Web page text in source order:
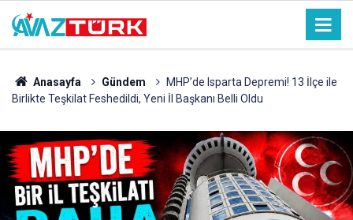
Anasayfa Gündem
MHP’de Isparta Depremi! 13 İlçe ile
Birlikte Teşkilat Feshedildi, Yeni İl Başkanı Belli Oldu